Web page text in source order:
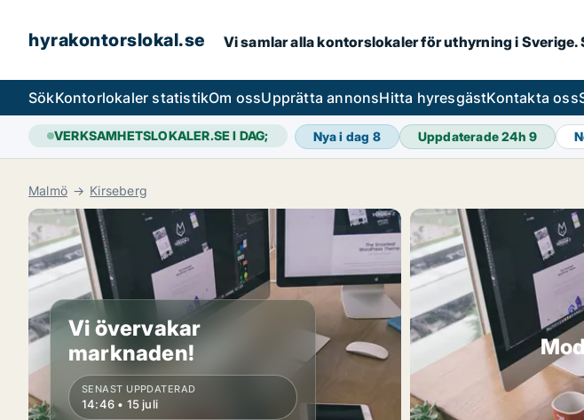
hyrakontorslokal.se Vi samlar alla kontorslokaler för uthyrning i
SökKontorlokaler statistikOm ossUpprätta annonsHitta hyresgästKontakta oss
VERKSAMHETSLOKALER.SE I DAG; Nya i dag 8 Uppdaterade 24h9
Malmö Kirseberg
Vi övervakar
marknaden!
SENAST UPPDATERAD
14:46 • 15 juli